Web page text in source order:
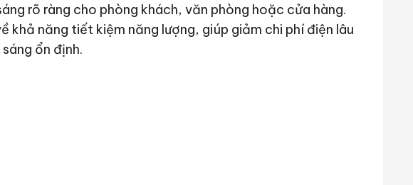
rõ ràng cho phòng khách, văn phòng hoặc cửa hàng.
khả năng tiết kiệm năng lượng, giúp giảm chi phí điện lâu
ổn định.